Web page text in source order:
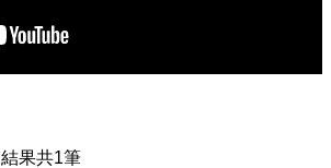
結果共1筆